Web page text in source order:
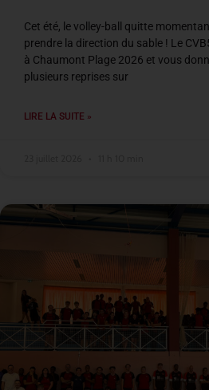
Cet été, le volley-ball quitte
prendre la direction du sable ! Le
à Chaumont Plage 2026 et vous
plusieurs reprises sur
LIRE LA SUITE »